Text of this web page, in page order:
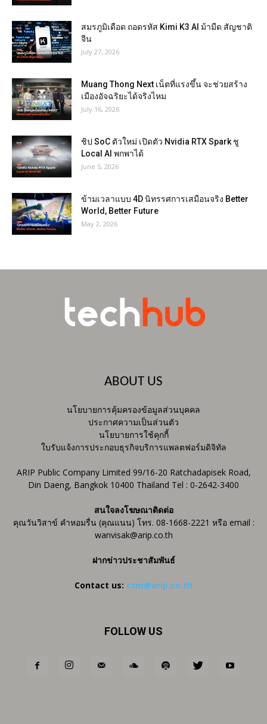
สมรภูมิเดือด ถอดรหัส Kimi K3 AI ม้ามืด สัญชาติ
จีน
July 27, 2026
Muang Thong Next เน็ตที่แรงขึ้น จะช่วยสร้าง
เมืองอัจฉริยะได้จริงไหม
July 16, 2026
ชิป SoC ตัวใหม่ เปิดตัว Nvidia RTX Spark ชู
Local AI พกพาได้
June 5, 2026
ข้ามเวลาแบบ 4D นิทรรศการเสมือนจริง Better
World, Better Future
May 2, 2026
ABOUT US
นโยบายการคุ้มครองข้อมูลส่วนบุคคล
ประกาศความเป็นส่วนตัว
นโยบายการใช้คุกกี้
ใบรับแจ้งการประกอบธุรกิจบริการแพลตฟอร์มดิจิทัล
ARIP Public Company Limited 99/16-20 Ratchadapisek Road,
Din Daeng, Bangkok 10400 Thailand Tel : 0-2642-3400
สนใจลงโฆษณาติดต่อ
คุณวันวิสาข์ คำหอมรื่น (คุณแนน) โทร. 08-1668-2221 หรือ email :
wanvisak@arip.co.th
ฝากข่าวประชาสัมพันธ์
Contact us: ctm@arip.co.th
FOLLOW US